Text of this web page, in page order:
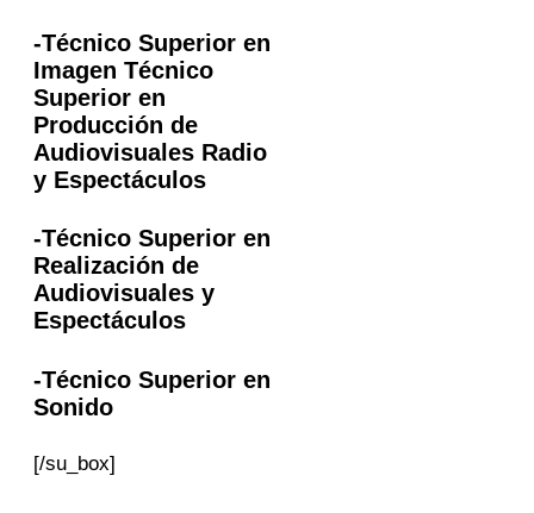
-Técnico Superior en
Imagen Técnico
Superior en
Producción de
Audiovisuales Radio
y Espectáculos
-Técnico Superior en
Realización de
Audiovisuales y
Espectáculos
-Técnico Superior en
Sonido
[/su_box]